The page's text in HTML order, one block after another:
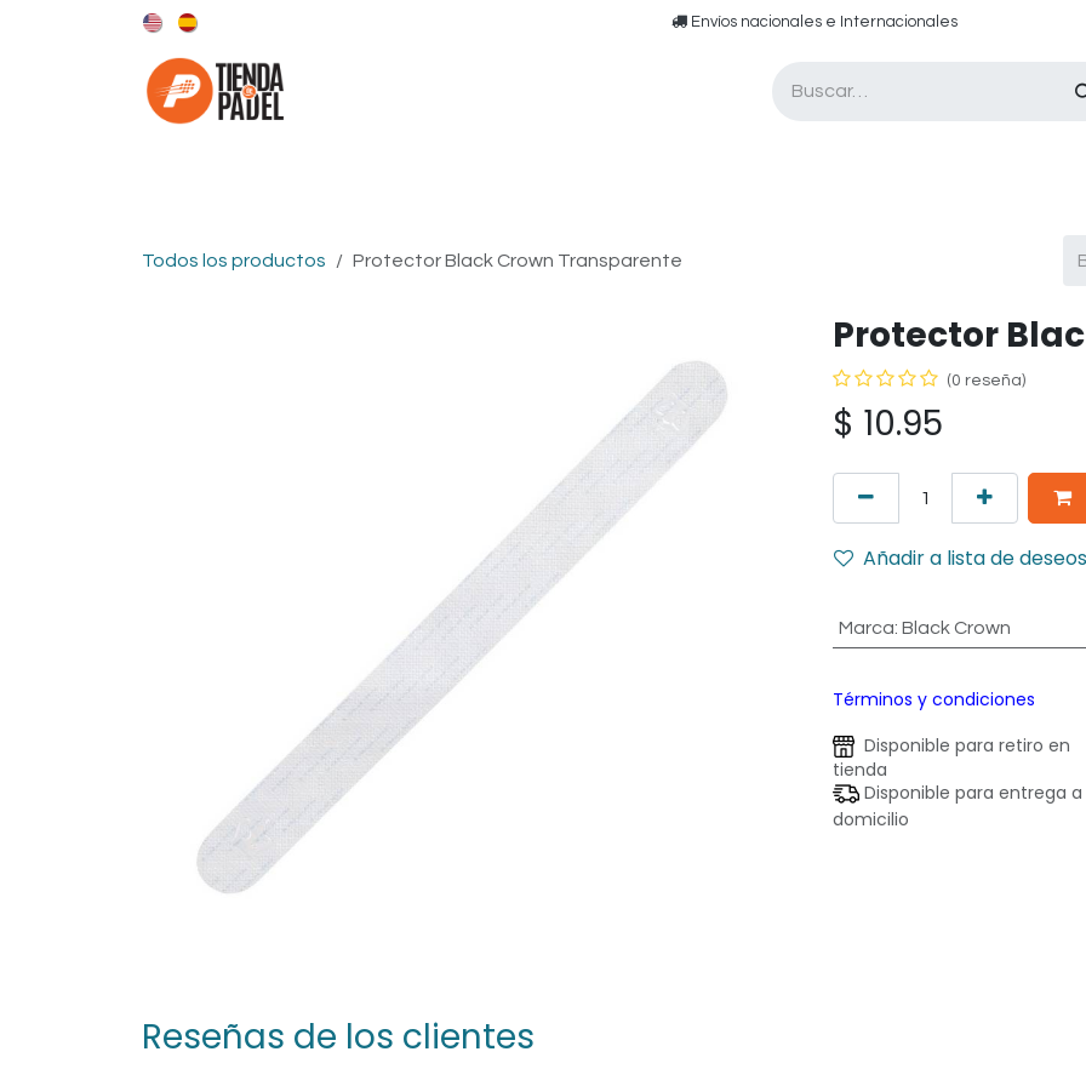
​​ E​nvíos nacionales e ​​​Internacionales​
Todos los productos Protector Black Crown Transparente
Protector
(0 reseña)
$ 10.95
Añadir a lista de deseos
Marca: Black Crown
Términos y condiciones
Disponible para retiro en
tienda
Disponible para entrega a
domicilio
Reseñas de los clientes